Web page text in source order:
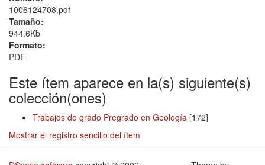
1006124708.pdf
Tamaño:
944.6Kb
Formato:
PDF
Este ítem aparece en la(s) siguiente(s)
colección(ones)
Trabajos de grado Pregrado en Geología [172]
Mostrar el registro sencillo del ítem